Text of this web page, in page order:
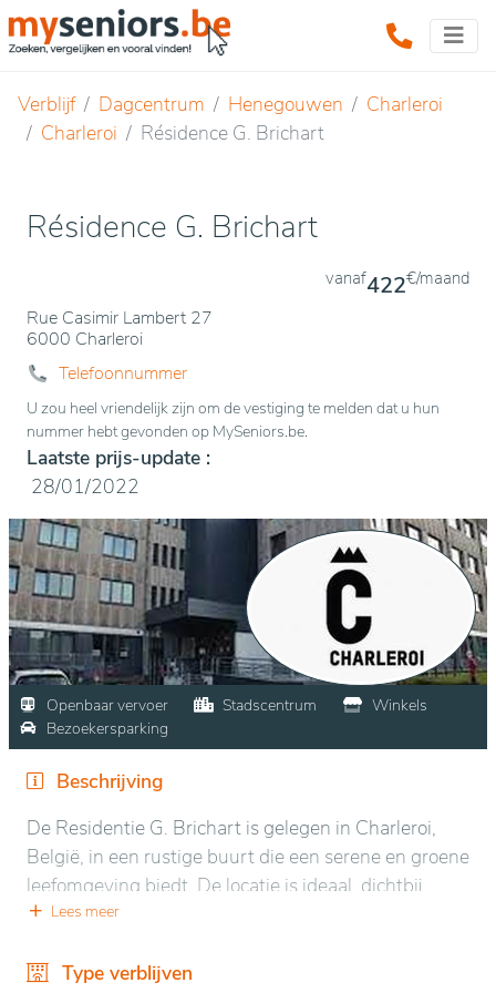
Verblijf Dagcentrum Henegouwen
Charleroi
Charleroi
Résidence G. Brichart
Résidence G. Brichart
Rue Casimir Lambert 27
6000 Charleroi
vanaf422€/maand
Telefoonnummer
U zou heel vriendelijk zijn om de vestiging te melden dat u hun
nummer hebt gevonden op MySeniors.be.
Laatste prijs-update :
28/01/2022
Openbaar vervoer Stadscentrum
Winkels
Bezoekersparking
Beschrijving
De Residentie G. Brichart is gelegen in Charleroi,
België, in een rustige buurt die een serene en groene
leefomgeving biedt. De locatie is ideaal, dichtbij
stedelijke voorzieningen, maar toch omgeven door
Bewoners kunnen genieten van een rustige
Lees meer
Type verblijven